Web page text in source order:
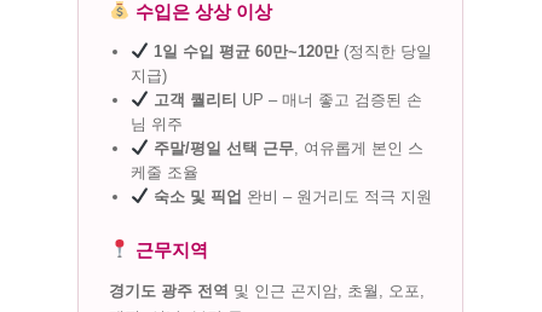
수입은 상상 이상
1일 수입 평균 60만~120만(정직한 당일
지급)
고객 퀄리티 UP – 매너 좋고 검증된 손
님 위주
주말/평일 선택 근무 , 여유롭게 본인 스
케줄 조율
숙소 및 픽업 완비 – 원거리도 적극 지원
근무지역
경기도 광주 전역 및 인근 곤지암, 초월, 오포,